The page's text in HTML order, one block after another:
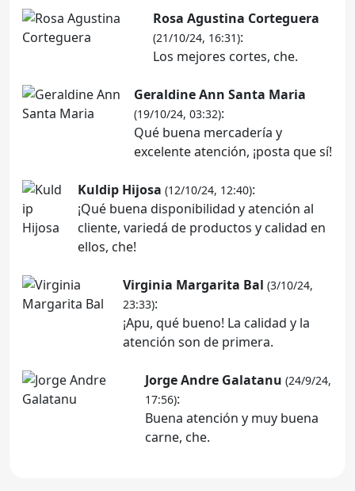
Rosa Agustina Corteguera
(21/10/24, 16:31):
Los mejores cortes, che.
Geraldine Ann Santa Maria
(19/10/24, 03:32):
Qué buena mercadería y
excelente atención, ¡posta que sí!
Kuldip Hijosa (12/10/24, 12:40):
¡Qué buena disponibilidad y atención al
cliente, variedá de productos y calidad en
ellos, che!
Virginia Margarita Bal (3/10/24,
23:33):
¡Apu, qué bueno! La calidad y la
atención son de primera.
Jorge Andre Galatanu (24/9/24,
17:56):
Buena atención y muy buena
carne, che.